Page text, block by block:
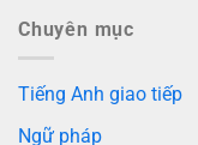
Chuyên mục
Tiếng Anh giao tiếp
Ngữ pháp